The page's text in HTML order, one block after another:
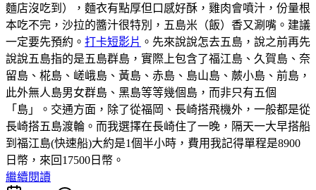
麵店沒吃到），麵衣有點厚但口感好酥，雞肉會噴汁，份量根
本吃不完，沙拉的醬汁很特別，五島米（飯）香又涮嘴。建議
一定要先預約。 打卡短影片 。先來說說怎去五島，說之前再先
說說五島指的是五島群島，實際上包含了福江島、久賀島、奈
留島、椛島、嵯峨島、黃島、赤島、島山島、蕨小島、前島，
此外無人島男女群島、黑島等等幾個島，而非只有五個
「島」。交通方面，除了從福岡、長崎搭飛機外，一般都是從
長崎搭五島渡輪。而我選擇在長崎住了一晚，隔天一大早搭船
到福江島(快速船)大約是1個半小時，費用我記得單程是8900
日幣，來回17500日幣。
繼續閱讀